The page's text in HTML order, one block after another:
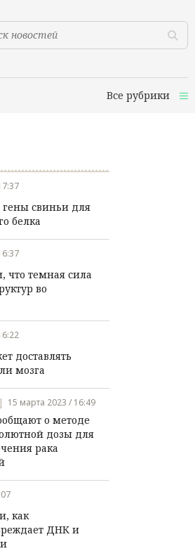
Все рубрики
гены свиньи для
белка
что темная сила
во
доставлять
мозга
15 марта 2023 / 16:49
о методе
дозы для
рака
как
ДНК и